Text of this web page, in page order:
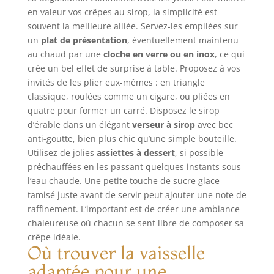
de 800 ml
attache. TOUS
FEUX : Les
ustensiles de la
gamme CARBONE
PLUS De Buyer
nécessite un
culottage dès la
première
utilisation. Elle est
compatible avec
tous types de feu,
dont induction.
ENTRETIEN :
Déglacez et rincez
à l'eau chaude,
séchez puis huilez
légèrement la
poêle avant de la
endroit sec. Il est
important de ne
Sain et Sûr : sans PFOA, sans PFAS,
sans toxines, sans plomb ni
cadmium, ni autres substances
controversées. Crêpière Crealys
AUTAN en aluminium pressé pour
une diffusion rapide et optimale de
la chaleur
en valeur vos crêpes au sirop, la simplicité est
souvent la meilleure alliée. Servez-les empilées sur
un plat de présentation, éventuellement maintenu
au chaud par une cloche en verre ou en inox, ce qui
crée un bel effet de surprise à table. Proposez à vos
invités de les plier eux-mêmes : en triangle
classique, roulées comme un cigare, ou pliées en
quatre pour former un carré. Disposez le sirop
d’érable dans un élégant verseur à siropavec bec
anti-goutte, bien plus chic qu’une simple bouteille.
Utilisez de jolies assiettes à dessert, si possible
préchauffées en les passant quelques instants sous
l’eau chaude. Une petite touche de sucre glace
tamisé juste avant de servir peut ajouter une note de
raffinement. L’important est de créer une ambiance
chaleureuse où chacun se sent libre de composer sa
crêpe idéale.
Où trouver la vaisselle